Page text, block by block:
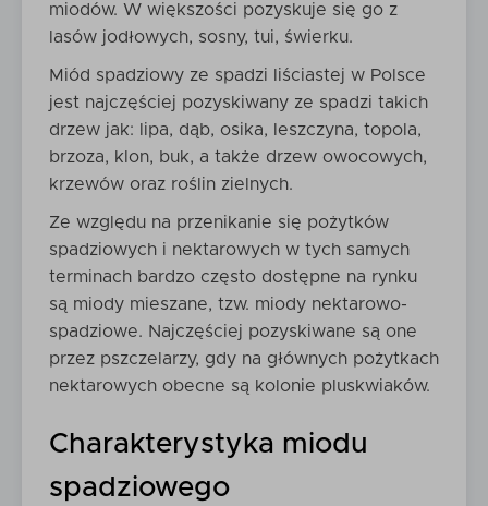
miodów. W większości pozyskuje się go z
lasów jodłowych, sosny, tui, świerku.
Miód spadziowy ze spadzi liściastej w Polsce
jest najczęściej pozyskiwany ze spadzi takich
drzew jak: lipa, dąb, osika, leszczyna, topola,
brzoza, klon, buk, a także drzew owocowych,
krzewów oraz roślin zielnych.
Ze względu na przenikanie się pożytków
spadziowych i nektarowych w tych samych
terminach bardzo często dostępne na rynku
są miody mieszane, tzw. miody nektarowo-
spadziowe. Najczęściej pozyskiwane są one
przez pszczelarzy, gdy na głównych pożytkach
nektarowych obecne są kolonie pluskwiaków.
Charakterystyka miodu
spadziowego